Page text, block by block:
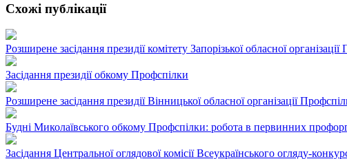
Схожі публікації
Розширене засідання президії комітету Запорізької обласної
Засідання президії обкому Профспілки
Розширене засідання президії Вінницької обласної організації
Будні Миколаївського обкому Профспілки: робота в первинних
Засідання Центральної оглядової комісії Всеукраїнського огляду-